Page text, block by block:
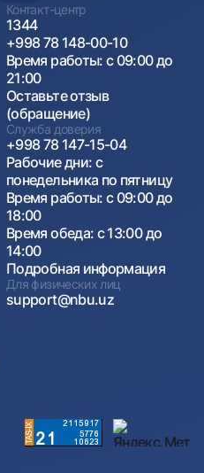
Контакт-центр
1344
+998 78 148-00-10
Время работы: с 09:00 до
21:00
Оставьте отзыв
(обращение)
Служба доверия
+998 78 147-15-04
Рабочие дни: с
понедельника по пятницу
Время работы: с 09:00 до
18:00
Время обеда: с 13:00 до
14:00
Подробная информация
Для физических лиц
support@nbu.uz